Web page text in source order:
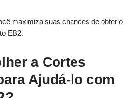
maximiza suas chances de obter o
EB2.
a Cortes
Ajudá-lo com